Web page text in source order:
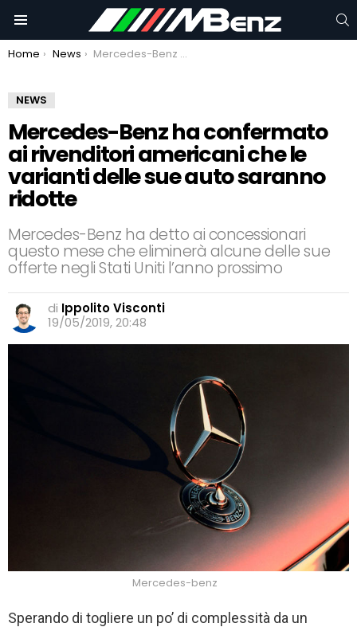
You are here:
Home News Mercedes-Benz ha confermato ai rivenditori americani che le varianti delle sue auto saranno ridotte
NEWS
Mercedes-Benz ha confermato
ai rivenditori americani che le
varianti delle sue auto saranno
ridotte
Mercedes-Benz ha detto ai concessionari
questo mese che eliminerà alcune delle sue
offerte negli Stati Uniti l’anno prossimo
di Ippolito Visconti
19/05/2019, 20:48
Mercedes-benz
Sperando di togliere un po’ di complessità da un